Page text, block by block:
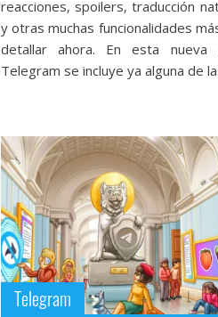
reacciones, spoilers, traducción
y otras muchas funcionalidades
detallar ahora. En esta nueva
Telegram se incluye ya alguna de
Telegram